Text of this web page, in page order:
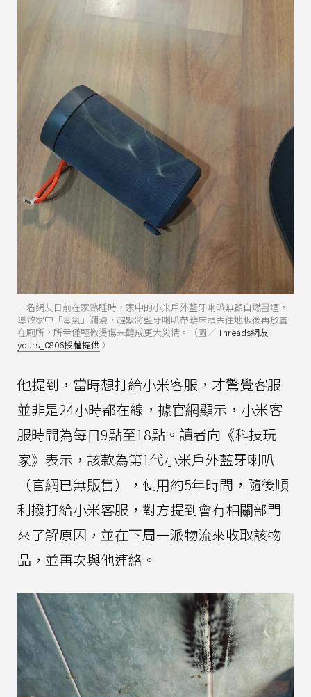
一名網友日前在家熟睡時，家中的小米戶外藍牙喇叭無顧自燃冒煙，
導致家中「毒氣」瀰漫，趕緊將藍牙喇叭帶離床頭丟往地板後再放置
在廁所，所幸僅輕微燙傷未釀成更大災情。（圖／Threads網友
yours_0806授權提供 ）
他提到，當時想打給小米客服，才驚覺客服
並非是24小時都在線，據官網顯示，小米客
服時間為每日9點至18點。讀者向《科技玩
家》表示，該款為第1代小米戶外藍牙喇叭
（官網已無販售），使用約5年時間，隨後順
利撥打給小米客服，對方提到會有相關部門
來了解原因，並在下周一派物流來收取該物
品，並再次與他連絡。